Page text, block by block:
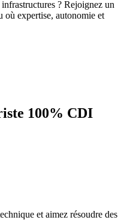
? Rejoignez un
où expertise, autonomie et
100% CDI
et aimez résoudre des